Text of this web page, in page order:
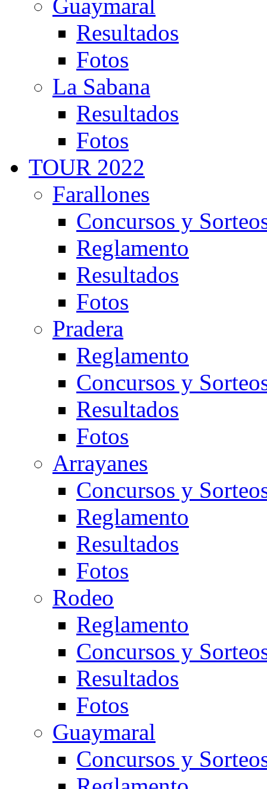
Guaymaral
Resultados
Fotos
La Sabana
Resultados
Fotos
TOUR 2022
Farallones
Concursos y
Reglamento
Resultados
Fotos
Pradera
Reglamento
Concursos y
Resultados
Fotos
Arrayanes
Concursos y
Reglamento
Resultados
Fotos
Rodeo
Reglamento
Concursos y
Resultados
Fotos
Guaymaral
Concursos y